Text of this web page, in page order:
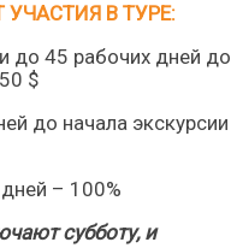
В ТУРЕ:
до 45 рабочих дней до
$
до начала экскурсии
– 100%
субботу, и